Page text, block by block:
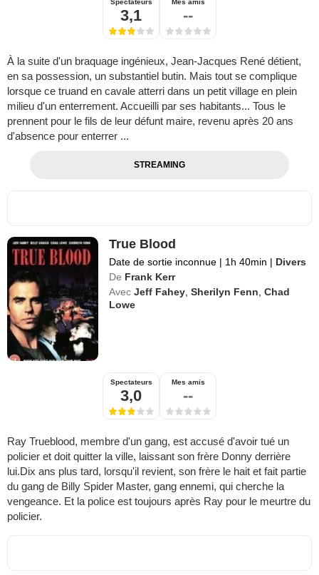
Spectateurs
3,1
Mes amis
--
À la suite d'un braquage ingénieux, Jean-Jacques René détient,
en sa possession, un substantiel butin. Mais tout se complique
lorsque ce truand en cavale atterri dans un petit village en plein
milieu d'un enterrement. Accueilli par ses habitants... Tous le
prennent pour le fils de leur défunt maire, revenu après 20 ans
d'absence pour enterrer ...
STREAMING
True Blood
Date de sortie inconnue | 1h 40min | Divers
De Frank Kerr
Avec Jeff Fahey,Sherilyn Fenn,Chad
Lowe
Spectateurs
3,0
Mes amis
--
Ray Trueblood, membre d'un gang, est accusé d'avoir tué un
policier et doit quitter la ville, laissant son frère Donny derrière
lui.Dix ans plus tard, lorsqu'il revient, son frère le hait et fait partie
du gang de Billy Spider Master, gang ennemi, qui cherche la
vengeance. Et la police est toujours après Ray pour le meurtre du
policier.